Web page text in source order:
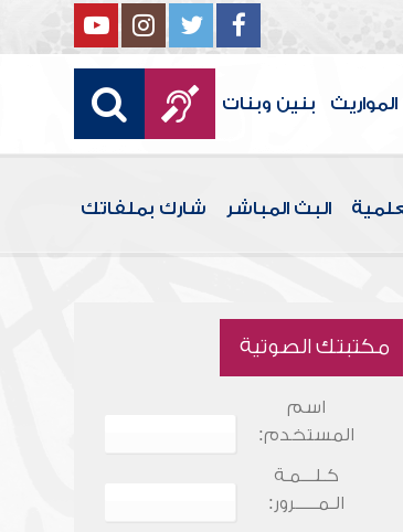
المواريث بنين وبنات
البث المباشر شارك بملفاتك
مكتبتك الصوتية
اسم
المستخدم:
كـلـــمـة
الـمـــــرور: